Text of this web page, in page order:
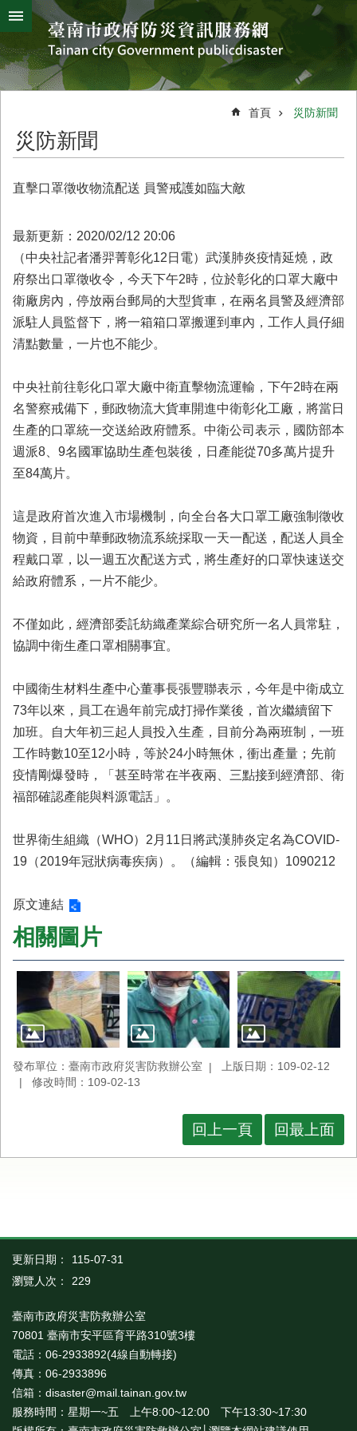
跳到主要內容區塊
搜
尋
進
階
搜
熱
字
颱
風
災
害
救
室
簡
介
災
防
新
聞
業
務
專
區
便
民
務
網
站
導
回
首
市
府
首
頁
首頁 災防新聞
災防新聞
直擊口罩徵收物流配送 員警戒護如臨大敵
最新更新：2020/02/12 20:06
（中央社記者潘羿菁彰化12日電）武漢肺炎疫情延燒，政
府祭出口罩徵收令，今天下午2時，位於彰化的口罩大廠中
衛廠房內，停放兩台郵局的大型貨車，在兩名員警及經濟部
派駐人員監督下，將一箱箱口罩搬運到車內，工作人員仔細
清點數量，一片也不能少。
中央社前往彰化口罩大廠中衛直擊物流運輸，下午2時在兩
名警察戒備下，郵政物流大貨車開進中衛彰化工廠，將當日
生產的口罩統一交送給政府體系。中衛公司表示，國防部本
週派8、9名國軍協助生產包裝後，日產能從70多萬片提升
至84萬片。
這是政府首次進入市場機制，向全台各大口罩工廠強制徵收
物資，目前中華郵政物流系統採取一天一配送，配送人員全
程戴口罩，以一週五次配送方式，將生產好的口罩快速送交
給政府體系，一片不能少。
不僅如此，經濟部委託紡織產業綜合研究所一名人員常駐，
協調中衛生產口罩相關事宜。
中國衛生材料生產中心董事長張豐聯表示，今年是中衛成立
73年以來，員工在過年前完成打掃作業後，首次繼續留下
加班。自大年初三起人員投入生產，目前分為兩班制，一班
工作時數10至12小時，等於24小時無休，衝出產量；先前
疫情剛爆發時，「甚至時常在半夜兩、三點接到經濟部、衛
福部確認產能與料源電話」。
世界衛生組織（WHO）2月11日將武漢肺炎定名為COVID-
19（2019年冠狀病毒疾病）。（編輯：張良知）1090212
原文連結
相關圖片
發布單位：臺南市政府災害防救辦公室
上版日期：109-02-12
修改時間：109-02-13
回上一頁 回最上面
更新日期：
115-07-31
瀏覽人次：
229
臺南市政府災害防救辦公室
70801 臺南市安平區育平路310號3樓
電話：06-2933892(4線自動轉接)
傳真：06-2933896
信箱：disaster@mail.tainan.gov.tw
服務時間：星期一~五 上午8:00~12:00 下午13:30~17:30